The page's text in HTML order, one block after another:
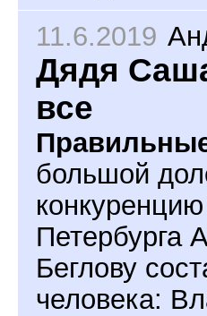
11.6.2019
Дядя
все
большой
Петербурга
Беглову
человека: